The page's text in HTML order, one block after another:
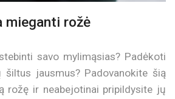
mieganti rožė
savo mylimąsias? Padėkoti
jausmus? Padovanokite šią
rožę ir neabejotinai pripildysite jų